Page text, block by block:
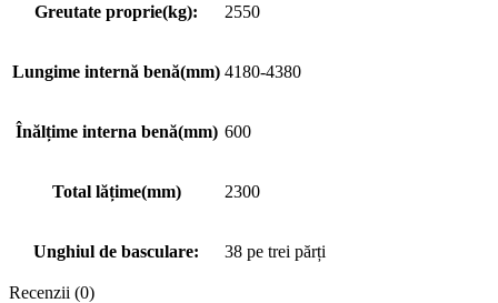
Greutate proprie(kg): 2550
Lungime internă benă(mm) 4180-4380
Înălțime interna benă(mm) 600
Total lățime(mm) 2300
Unghiul de basculare: 38 pe trei părți
Recenzii (0)